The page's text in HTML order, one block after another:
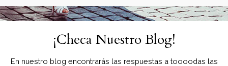
¡Checa Nuestro Blog!
En nuestro blog encontrarás las respuestas a toooodas las